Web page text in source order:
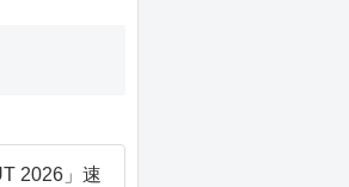
2026」速